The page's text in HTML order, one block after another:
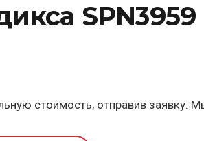
SPN3959
стоимость, отправив заявку.